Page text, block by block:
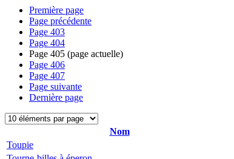
Première page
Page précédente
Page 403
Page 404
Page 405 (page actuelle)
Page 406
Page 407
Page suivante
Dernière page
Nom
Toupie